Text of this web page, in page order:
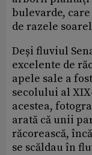
bulevarde,
de razele
Deși fluviul
excelente de
apele sale a
secolului al
acestea,
arată că unii
răcorească,
se scăldau în